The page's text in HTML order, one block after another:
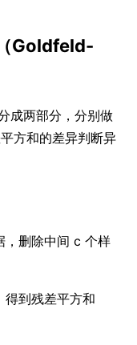
Goldfeld-
成两部分，分别做
方和的差异判断异
，删除中间 c 个样
得到残差平方和